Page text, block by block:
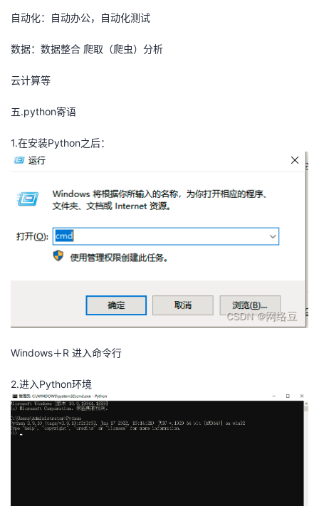
自动化：自动办公，自动化测试
数据：数据整合 爬取（爬虫）分析
云计算等
五.python寄语
1.在安装Python之后：
Windows＋R 进入命令行
2.进入Python环境